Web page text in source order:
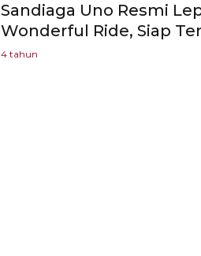
Sandiaga Uno Resmi
Wonderful Ride, Siap
4 tahun